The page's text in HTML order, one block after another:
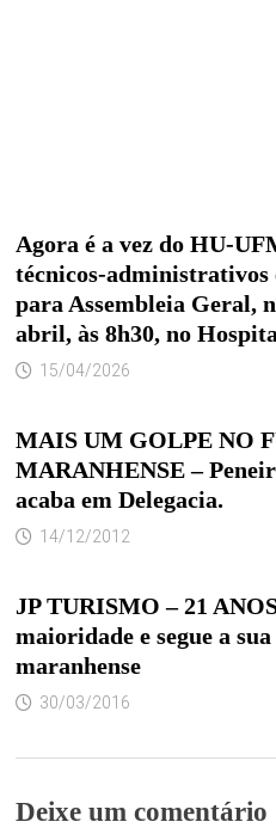
Agora é a vez do HU-
técnicos-administrativos
para Assembleia Geral,
abril, às 8h30, no
15/04/2026
MAIS UM GOLPE NO
MARANHENSE –
acaba em Delegacia.
14/12/2012
JP TURISMO – 21
maioridade e segue a
maranhense
30/03/2016
Deixe um comentário